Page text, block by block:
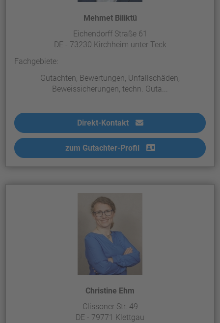
Mehmet Biliktü
Eichendorff Straße 61
DE - 73230 Kirchheim unter Teck
Fachgebiete:
Gutachten, Bewertungen, Unfallschäden,
Beweissicherungen, techn. Guta...
Direkt-Kontakt
zum Gutachter-Profil
Christine Ehm
Clissoner Str. 49
DE - 79771 Klettgau